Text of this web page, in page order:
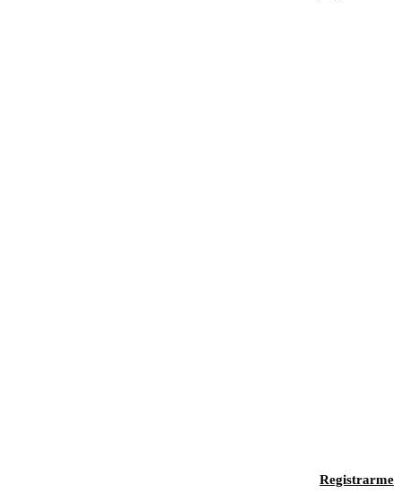
Registrarme